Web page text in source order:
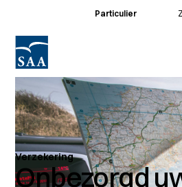
Particulier
Voor klanten
Voor adviseurs
Verzekering
Onbezorgd